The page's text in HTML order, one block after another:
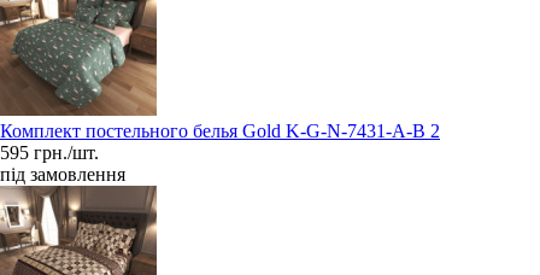
Комплект постельного белья Gold K-G-N-7431-A-B 2
595 грн./шт.
під замовлення